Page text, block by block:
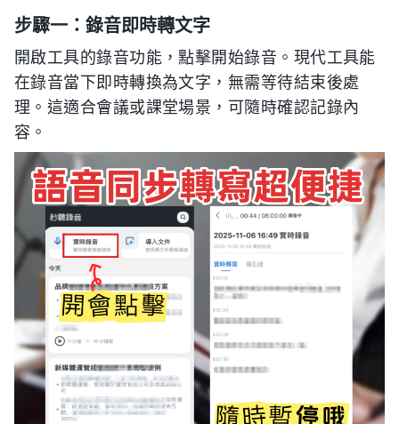
步驟一：錄音即時轉文字
開啟工具的錄音功能，點擊開始錄音。現代工具能
在錄音當下即時轉換為文字，無需等待結束後處
理。這適合會議或課堂場景，可隨時確認記錄內
容。